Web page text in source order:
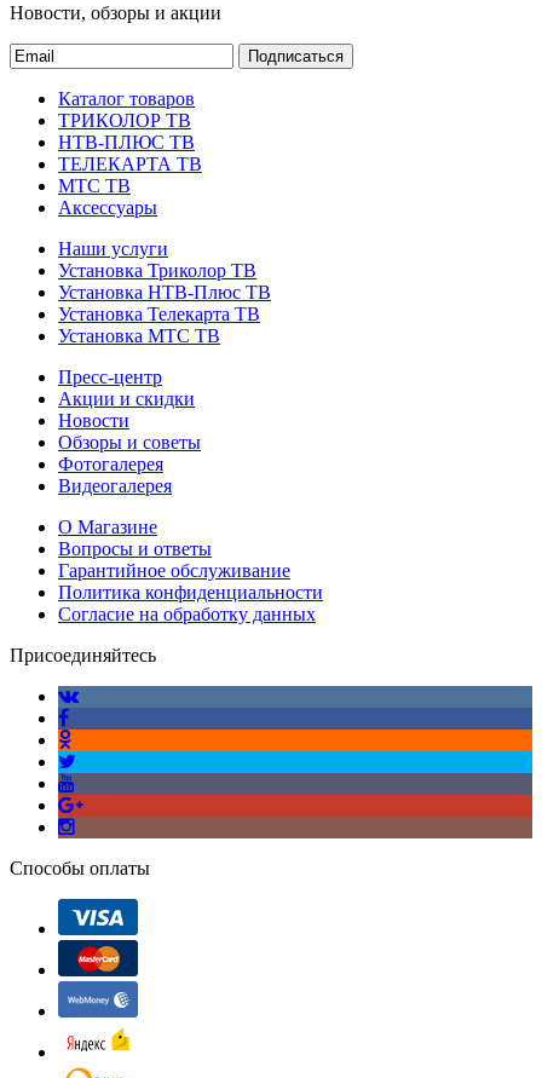
Новости, обзоры и акции
Подписаться
Каталог товаров
ТРИКОЛОР ТВ
НТВ-ПЛЮС ТВ
ТЕЛЕКАРТА ТВ
МТС ТВ
Аксессуары
Наши услуги
Установка Триколор ТВ
Установка НТВ-Плюс ТВ
Установка Телекарта ТВ
Установка МТС ТВ
Пресс-центр
Акции и скидки
Новости
Обзоры и советы
Фотогалерея
Видеогалерея
О Магазине
Вопросы и ответы
Гарантийное обслуживание
Политика конфиденциальности
Согласие на обработку данных
Присоединяйтесь
Способы оплаты